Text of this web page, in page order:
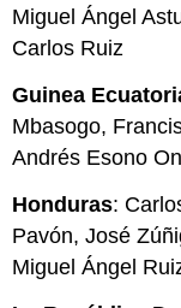
Miguel Ángel
Carlos Ruiz
Guinea
Mbasogo,
Andrés Esono
Honduras:
Pavón, José
Miguel Ángel